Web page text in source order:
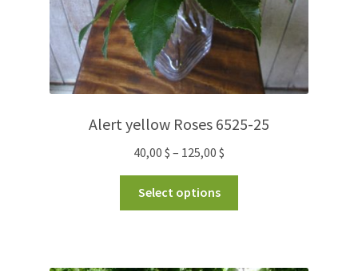
Alert yellow Roses 6525-25
40,00 $ – 125,00 $
Select options